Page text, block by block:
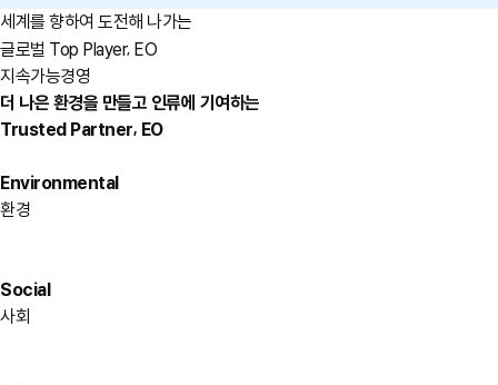
세계를 향하여 도전해 나가는
글로벌 Top Player,EO
지속가능경영
더 나은 환경을 만들고 인류에 기여하는
Trusted Partner EO
Environmental
환경
Social
사회